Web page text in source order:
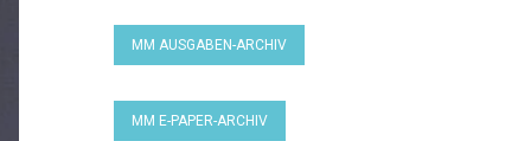
MM AUSGABEN-ARCHIV
MM E-PAPER-ARCHIV